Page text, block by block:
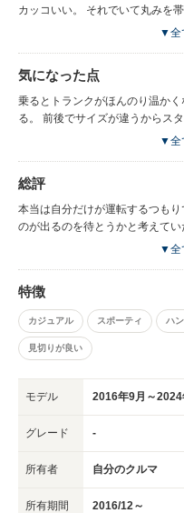
カッコいい。 それでいて丸みを
ころ。 キャンバストップがカタ
▼全
気になった点
乗るとトランクがほんのり温か
る。 前後でサイズが違うからス
ォンアプリでタコメーターや燃▼全
総評
本当は自分だけが運転するつも
のが出るのを待とうかと考えて
ーの妻にも運転してもらおうと
キッとする。 アクセルのレスポ
悪くない。 自分で運転したほう
うと思う。 輸入車にありがちな
差ないのも好印象（ルノージャポ
のは過去に乗っていたオープン
こと。 それに期待して購入を検
デルチェンジから間もなくてど
きりしていないのも少し気にな
▼全
特徴
カジュアル スポーティ ハ
見切りが良い
モデル 2016年9月～2024
グレード -
所有者 自分のクルマ
所有期間 2016/12～